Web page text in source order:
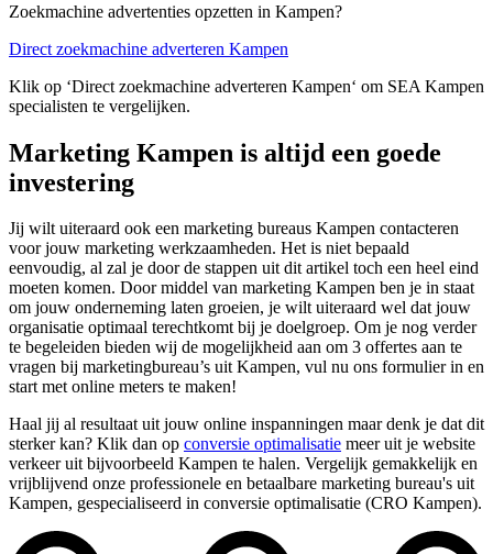
Zoekmachine advertenties opzetten in Kampen?
Direct zoekmachine adverteren Kampen
Klik op ‘Direct zoekmachine adverteren Kampen‘ om SEA Kampen
specialisten te vergelijken.
Marketing Kampen is altijd een goede
investering
Jij wilt uiteraard ook een marketing bureaus Kampen contacteren
voor jouw marketing werkzaamheden. Het is niet bepaald
eenvoudig, al zal je door de stappen uit dit artikel toch een heel eind
moeten komen. Door middel van marketing Kampen ben je in staat
om jouw onderneming laten groeien, je wilt uiteraard wel dat jouw
organisatie optimaal terechtkomt bij je doelgroep. Om je nog verder
te begeleiden bieden wij de mogelijkheid aan om 3 offertes aan te
vragen bij marketingbureau’s uit Kampen, vul nu ons formulier in en
start met online meters te maken!
Haal jij al resultaat uit jouw online inspanningen maar denk je dat dit
sterker kan? Klik dan op conversie optimalisatie meer uit je website
verkeer uit bijvoorbeeld Kampen te halen. Vergelijk gemakkelijk en
vrijblijvend onze professionele en betaalbare marketing bureau's uit
Kampen, gespecialiseerd in conversie optimalisatie (CRO Kampen).